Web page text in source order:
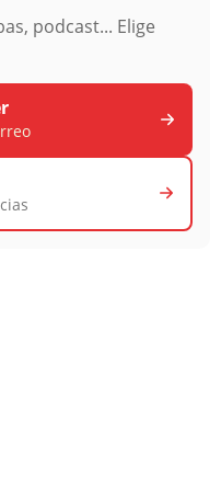
podcast... Elige